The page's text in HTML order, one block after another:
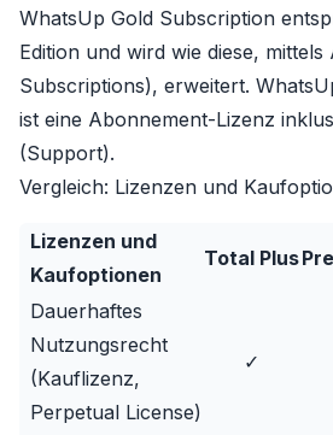
WhatsUp Gold Subscription
Edition und wird wie diese,
Subscriptions), erweitert.
ist eine Abonnement-Lizenz
(Support).
Vergleich: Lizenzen und
Lizenzen und
Kaufoptionen
Total Plus
Dauerhaftes
Nutzungsrecht
(Kauflizenz,
Perpetual License)
✓